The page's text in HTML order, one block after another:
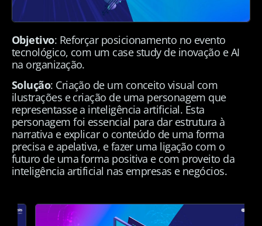
Objetivo: Reforçar posicionamento no evento
tecnológico, com um case study de inovação e AI
na organização.
Solução: Criação de um conceito visual com
ilustrações e criação de uma personagem que
representasse a inteligência artificial. Esta
personagem foi essencial para dar estrutura à
narrativa e explicar o conteúdo de uma forma
precisa e apelativa, e fazer uma ligação com o
futuro de uma forma positiva e com proveito da
inteligência artificial nas empresas e negócios.